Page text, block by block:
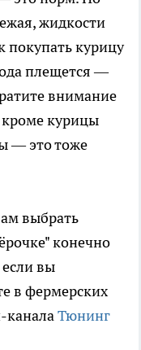
жидкости
покупать курицу
плещется —
внимание
кроме курицы
— это тоже
выбрать
конечно
если вы
в фермерских
каналаТюнинг